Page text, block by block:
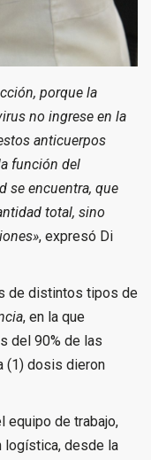
porque la
no ingrese en la
anticuerpos
función del
se encuentra, que
total, sino
, expresó Di
de distintos tipos de
, en la que
del 90% de las
(1) dosis dieron
equipo de trabajo,
logística, desde la